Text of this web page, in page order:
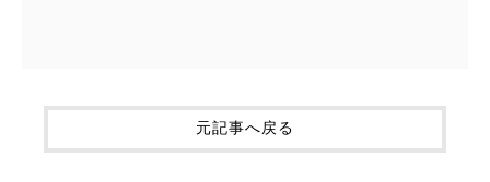
元記事へ戻る